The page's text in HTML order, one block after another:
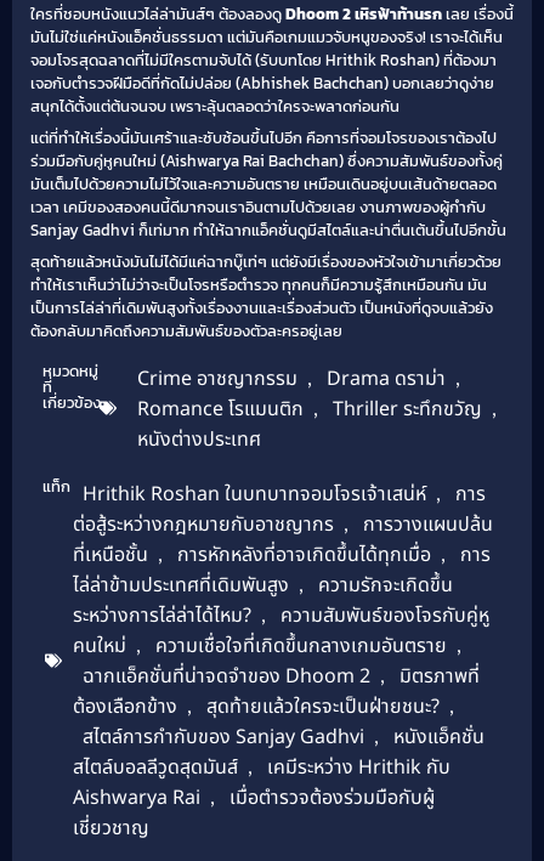
ใครที่ชอบหนังแนวไล่ล่ามันส์ๆ ต้องลองดูDhoom 2 เหิรฟ้าท้านรกเลย เรื่องนี้
มันไม่ใช่แค่หนังแอ็คชั่นธรรมดา แต่มันคือเกมแมวจับหนูของจริง! เราจะได้เห็น
จอมโจรสุดฉลาดที่ไม่มีใครตามจับได้ (รับบทโดย Hrithik Roshan) ที่ต้องมา
เจอกับตำรวจฝีมือดีที่กัดไม่ปล่อย (Abhishek Bachchan) บอกเลยว่าดูง่าย
สนุกได้ตั้งแต่ต้นจนจบ เพราะลุ้นตลอดว่าใครจะพลาดก่อนกัน
แต่ที่ทำให้เรื่องนี้มันเศร้าและซับซ้อนขึ้นไปอีก คือการที่จอมโจรของเราต้องไป
ร่วมมือกับคู่หูคนใหม่ (Aishwarya Rai Bachchan) ซึ่งความสัมพันธ์ของทั้งคู่
มันเต็มไปด้วยความไม่ไว้ใจและความอันตราย เหมือนเดินอยู่บนเส้นด้ายตลอด
เวลา เคมีของสองคนนี้ดีมากจนเราอินตามไปด้วยเลย งานภาพของผู้กำกับ
Sanjay Gadhvi ก็เท่มาก ทำให้ฉากแอ็คชั่นดูมีสไตล์และน่าตื่นเต้นขึ้นไปอีกขั้น
สุดท้ายแล้วหนังมันไม่ได้มีแค่ฉากบู๊เท่ๆ แต่ยังมีเรื่องของหัวใจเข้ามาเกี่ยวด้วย
ทำให้เราเห็นว่าไม่ว่าจะเป็นโจรหรือตำรวจ ทุกคนก็มีความรู้สึกเหมือนกัน มัน
เป็นการไล่ล่าที่เดิมพันสูงทั้งเรื่องงานและเรื่องส่วนตัว เป็นหนังที่ดูจบแล้วยัง
ต้องกลับมาคิดถึงความสัมพันธ์ของตัวละครอยู่เลย
หมวดหมู่
ที่
เกี่ยวข้อง
Crime อาชญากรรม , Drama ดราม่า ,
Romance โรแมนติก , Thriller ระทึกขวัญ ,
หนังต่างประเทศ
แท็ก Hrithik Roshan ในบทบาทจอมโจรเจ้าเสน่ห์ ,
การ
ต่อสู้ระหว่างกฎหมายกับอาชญากร ,
การวางแผนปล้น
ที่เหนือชั้น , การหักหลังที่อาจเกิดขึ้นได้ทุกเมื่อ ,
การ
ไล่ล่าข้ามประเทศที่เดิมพันสูง ,
ความรักจะเกิดขึ้น
ระหว่างการไล่ล่าได้ไหม? ,
ความสัมพันธ์ของโจรกับคู่หู
คนใหม่ , ความเชื่อใจที่เกิดขึ้นกลางเกมอันตราย ,
ฉากแอ็คชั่นที่น่าจดจำของ Dhoom 2 ,
มิตรภาพที่
ต้องเลือกข้าง , สุดท้ายแล้วใครจะเป็นฝ่ายชนะ? ,
สไตล์การกำกับของ Sanjay Gadhvi ,
หนังแอ็คชั่น
สไตล์บอลลีวูดสุดมันส์ ,
เคมีระหว่าง Hrithik กับ
Aishwarya Rai ,
เมื่อตำรวจต้องร่วมมือกับผู้
เชี่ยวชาญ